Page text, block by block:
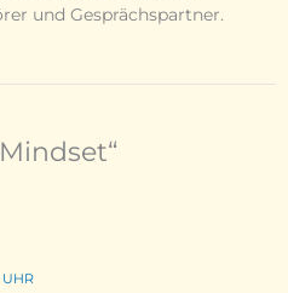
und Gesprächspartner.
UHR